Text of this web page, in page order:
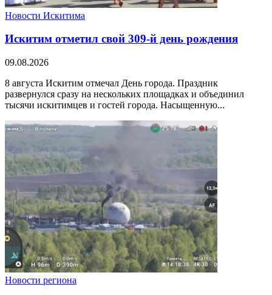
Новости Искитима
Искитим отметил свой 309-й день рождения
09.08.2026
8 августа Искитим отмечал День города. Праздник
развернулся сразу на нескольких площадках и объединил
тысячи искитимцев и гостей города. Насыщенную...
Новости региона